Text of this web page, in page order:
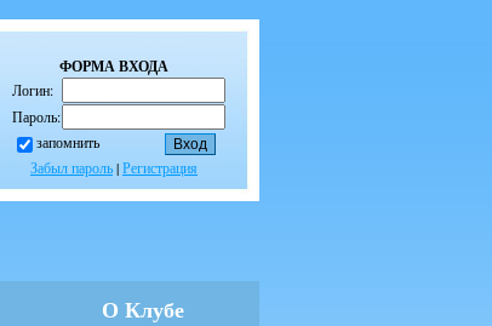
ФОРМА ВХОДА
Логин:
Пароль:
запомнить
Забыл пароль|Регистрация
О Клубе